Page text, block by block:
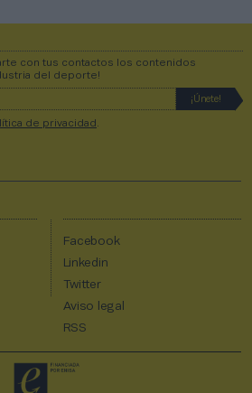
con tus contactos los contenidos
del deporte!
de privacidad .
Facebook
Linkedin
Twitter
Aviso legal
RSS